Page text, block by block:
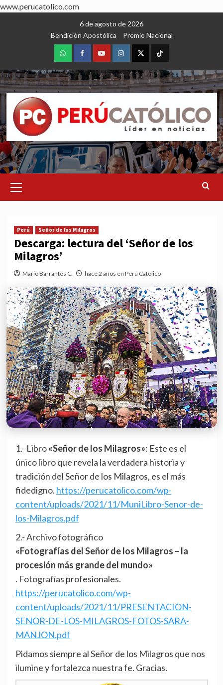
www.perucatolico.com
6 de agosto de 2026
Bendición Apostólica
Premio Nacional
WhatsAppFacebookYoutubeInstagram
X TikTok
Menu
Perú Señor de los Milagros
Descarga: lectura del ‘Señor de los
Milagros’
Mario Barrantes C. hace 2 años en Perú Católico
1.- Libro«Señor de los Milagros»: Este es el
único libro que revela la verdadera historia y
tradición del Señor de los Milagros, es el más
fidedigno. https://perucatolico.com/wp-
content/uploads/2021/11/MuniLibro-Senor-de-
los-Milagros.pdf
2.- Archivo fotográfico
«Fotografías del Señor de los Milagros – la
procesión más grande del mundo»
. Fotografías profesionales.
https://perucatolico.com/wp-
content/uploads/2021/11/PRESENTACION-
SENOR-DE-LOS-MILAGROS-FOTOS-SARA-
MANJON.pdf
Pidamos siempre al Señor de los Milagros que nos
ilumine y fortalezca nuestra fe. Gracias.